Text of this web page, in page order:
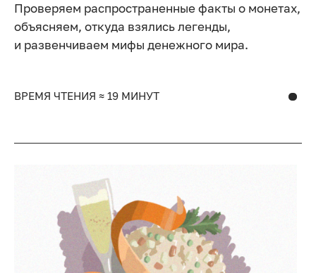
Проверяем распространенные факты о монетах,
объясняем, откуда взялись легенды,
и развенчиваем мифы денежного мира.
ВРЕМЯ ЧТЕНИЯ ≈ 19 МИНУТ